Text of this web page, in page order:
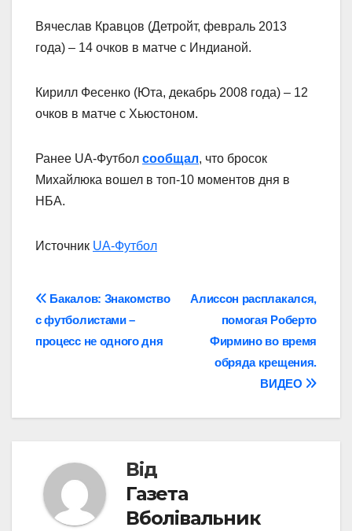
Вячеслав Кравцов (Детройт, февраль 2013
года) – 14 очков в матче с Индианой.
Кирилл Фесенко (Юта, декабрь 2008 года) – 12
очков в матче с Хьюстоном.
Ранее UА-Футбол сообщал, что бросок
Михайлюка вошел в топ-10 моментов дня в
НБА.
Источник UA-Футбол
Навігація
записів
Алиссон расплакался,
помогая Роберто
Фирмино во время
обряда крещения.
ВИДЕО
Бакалов: Знакомство
с футболистами –
процесс не одного дня
Від
Газета
Вболівальник